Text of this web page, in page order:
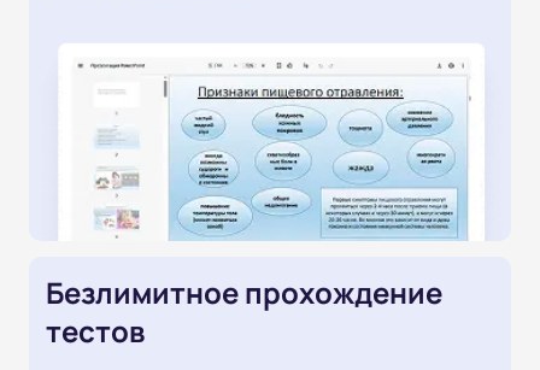
Безлимитное прохождение
тестов